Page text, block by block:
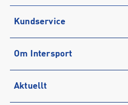
Leverantörens produktnummer: 9992
Artikelnummer: 157426701-Svart/Gul
Kundservice
Vanliga frågor & svar
Köpvillkor
Integritetspolicy
Om Intersport
Karriär på INTERSPORT
Aktuellt